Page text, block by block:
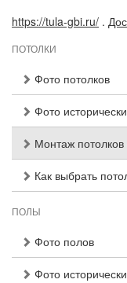
https://tula-gbi.ru/ .
ПОТОЛКИ
Фото потолков
Фото
Монтаж
Как выбрать
ПОЛЫ
Фото полов
Фото